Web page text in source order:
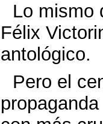
Lo mismo
Félix
antológico.
Pero el